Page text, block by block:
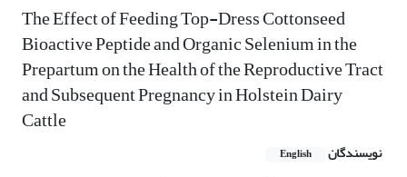
The Effect of Feeding Top-Dress Cottonseed
Bioactive Peptide and Organic Selenium in the
Prepartum on the Health of the Reproductive Tract
and Subsequent Pregnancy in Holstein Dairy
Cattle
نویسندگان English